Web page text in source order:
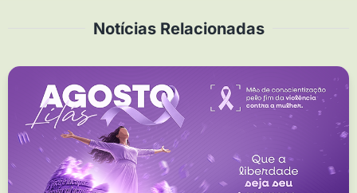
Notícias Relacionadas